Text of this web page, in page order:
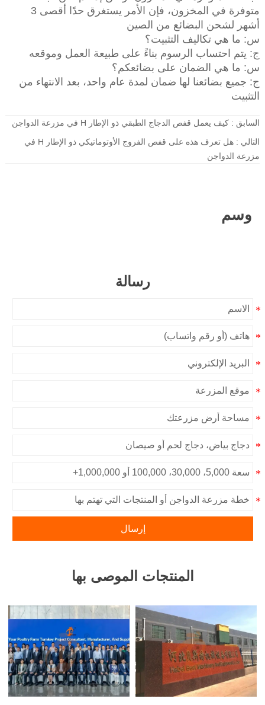
متوفرة في المخزون، فإن الأمر يستغرق حدًا أقصى 3
أشهر لشحن البضائع من الصين
س: ما هي تكاليف التثبيت؟
ج: يتم احتساب الرسوم بناءً على طبيعة العمل وموقعه
س: ما هي الضمان على بضائعكم؟
ج: جميع بضائعنا لها ضمان لمدة عام واحد، بعد الانتهاء من
التثبيت
السابق : كيف يعمل قفص الدجاج الطبقي ذو الإطار H في مزرعة الدواجن
التالي :
هل تعرف هذه على قفص الفروج الأوتوماتيكي ذو الإطار H في
مزرعة الدواجن
وسم
رسالة
إرسال
المنتجات الموصى بها